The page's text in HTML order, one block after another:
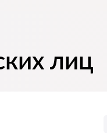
лиц